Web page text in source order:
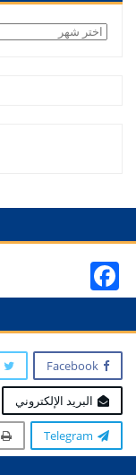
الأرشيف
Facebook
البريد الإلكتروني
Telegram